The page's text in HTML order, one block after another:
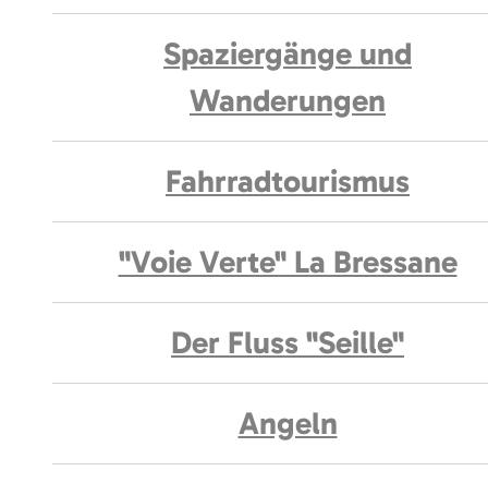
Spaziergänge und
Wanderungen
Fahrradtourismus
"Voie Verte" La Bressane
Der Fluss "Seille"
Angeln